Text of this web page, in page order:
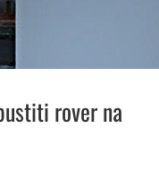
rover na